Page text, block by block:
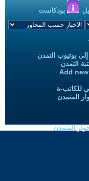
بودكاست
يوتيوب التمدن
التمدن
Add
للكاتب-ة
المتمدن
المتمدن